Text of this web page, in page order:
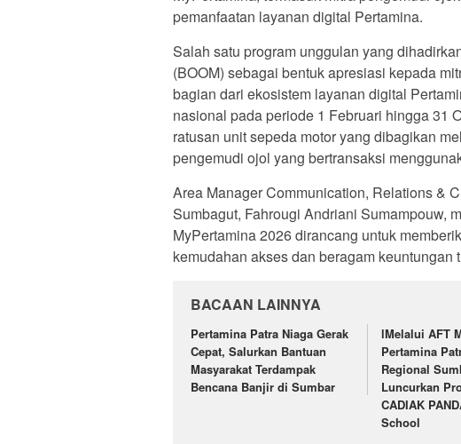
pemanfaatan layanan digital Pertamina.
Salah satu program unggulan yang
(BOOM) sebagai bentuk apresiasi kepada
bagian dari ekosistem layanan digital
nasional pada periode 1 Februari hingga 31
ratusan unit sepeda motor yang dibagikan
pengemudi ojol yang bertransaksi
Area Manager Communication, Relations &
Sumbagut, Fahrougi Andriani Sumampouw,
MyPertamina 2026 dirancang untuk
kemudahan akses dan beragam keuntungan
BACAAN LAINNYA
Pertamina Patra Niaga Gerak
Cepat, Salurkan Bantuan
Masyarakat Terdampak
Bencana Banjir di Sumbar
lMelalui AFT
Pertamina
Regional
Luncurkan
CADIAK
School